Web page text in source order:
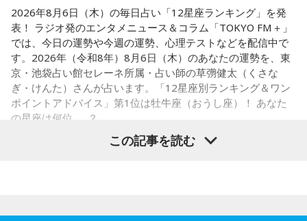
活が分かっちゃうけど、あの頃は分からなかった」と振り返
り、懐かしのガラケー文化や「センター問い合わせ」の思い
出話でも大盛り上がり。ゆとりくんも「スマホやめよう
（笑）」「ガラケーに戻そう（笑）」と笑い合いながら、便
利になった現代だからこそ失われたワクワク感について語り
合いました。
最後に、きゃりーは「めちゃくちゃ面白い人ですね、びっく
りしました。レイジくんにLINEします（笑）」とゆとりくん
との対談を振り返り、2週にわたるゲスト出演を締めくくりま
現在ではフィンランドを代表する作品として知られるムーミ
ンですが、原作は1945年に発表されたものの、作者トーベ・
ヤンソンがスウェーデン語系フィンランド人だったこともあ
り、当初は国内で広く親しまれていたわけではありませんで
した。森下さんは、1990年に日本で制作されたアニメーショ
ンがきっかけとなり、フィンランドでも国民的な存在になっ
たと説明しました。
っている」と語ります。「みんな変わっているのに、嫌な奴
2026年8月6日（木）の毎日占い「12星座ランキング」を発
表！ ラジオ発のエンタメニュース＆コラム「TOKYO FM＋」
では、今日の運勢や今週の運勢、心理テストなどを配信中で
す。2026年（令和8年）8月6日（木）のあなたの運勢を、東
京・池袋占い館セレーネ所属・占い師の草彅健太（くさな
ぎ・けんた）さんが占います。「12星座別ランキング＆ワン
ポイントアドバイス」第1位は牡牛座（おうし座）！ あなた
の星座は何位……？
この記事を読む